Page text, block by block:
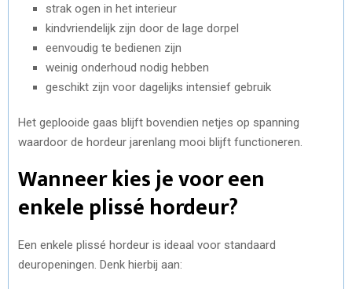
strak ogen in het interieur
kindvriendelijk zijn door de lage dorpel
eenvoudig te bedienen zijn
weinig onderhoud nodig hebben
geschikt zijn voor dagelijks intensief gebruik
Het geplooide gaas blijft bovendien netjes op spanning
waardoor de hordeur jarenlang mooi blijft functioneren.
Wanneer kies je voor een
enkele plissé hordeur?
Een enkele plissé hordeur is ideaal voor standaard
deuropeningen. Denk hierbij aan: